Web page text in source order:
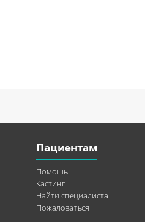
Пациентам
Помощь
Кастинг
Найти специалиста
Пожаловаться